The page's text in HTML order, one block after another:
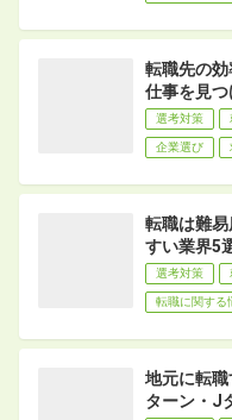
転職先の
仕事を見
選考対策
企業選び
転職は難
すい業界5
選考対策
転職に関する
地元に転職
ターン・J